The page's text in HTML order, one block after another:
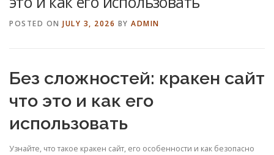
POSTED ON JULY 3, 2026 BY ADMIN
Без сложностей: кракен сайт
что это и как его
использовать
Узнайте, что такое кракен сайт, его особенности и как безопасно